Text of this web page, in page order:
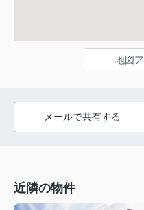
地図
メールで共有する
近隣の物件